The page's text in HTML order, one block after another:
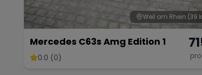
Weil am Rhein (39
Mercedes C63s Amg Edition 1
0.0 (0)